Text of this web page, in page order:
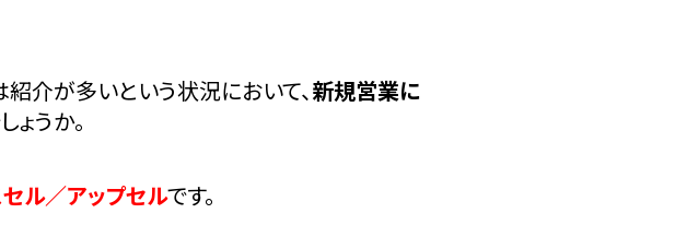
介が多いという状況において、新規営業に
うか。
ル／アップセルです。